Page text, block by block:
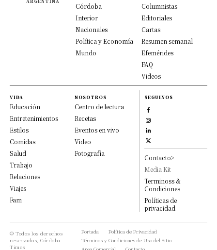
Córdoba
Interior
Nacionales
Política y Economía
Mundo
Columnistas
Editoriales
Cartas
Resumen semanal
Efemérides
FAQ
Videos
VIDA
Educación
Entretenimientos
Estilos
Comidas
Salud
Trabajo
Relaciones
Viajes
Fam
NOSOTROS
Centro de lectura
Recetas
Eventos en vivo
Video
Fotografía
SEGUINOS
Contacto>
Media Kit
Terminoss &
Condiciones
Políticas de
privacidad
© Todos los derechos
reservados, Córdoba
Times
Portada
Política de Privacidad
Términos y Condiciones de Uso del Sitio